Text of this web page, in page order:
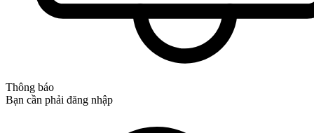
Thông báo
Bạn cần phải đăng nhập